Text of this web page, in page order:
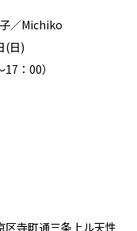
／Michiko
(日)
：00）
寺町通三条上ル天性